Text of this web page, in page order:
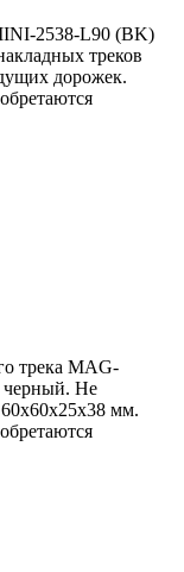
2538-L90 (BK)
треков
дорожек.
трека MAG-
черный. Не
мм.